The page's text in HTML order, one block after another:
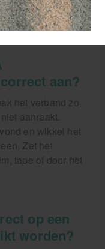
tot grotere
aan?
het verband zo
aanraakt.
en wikkel het
Zet het
tape of door het
op een
worden?